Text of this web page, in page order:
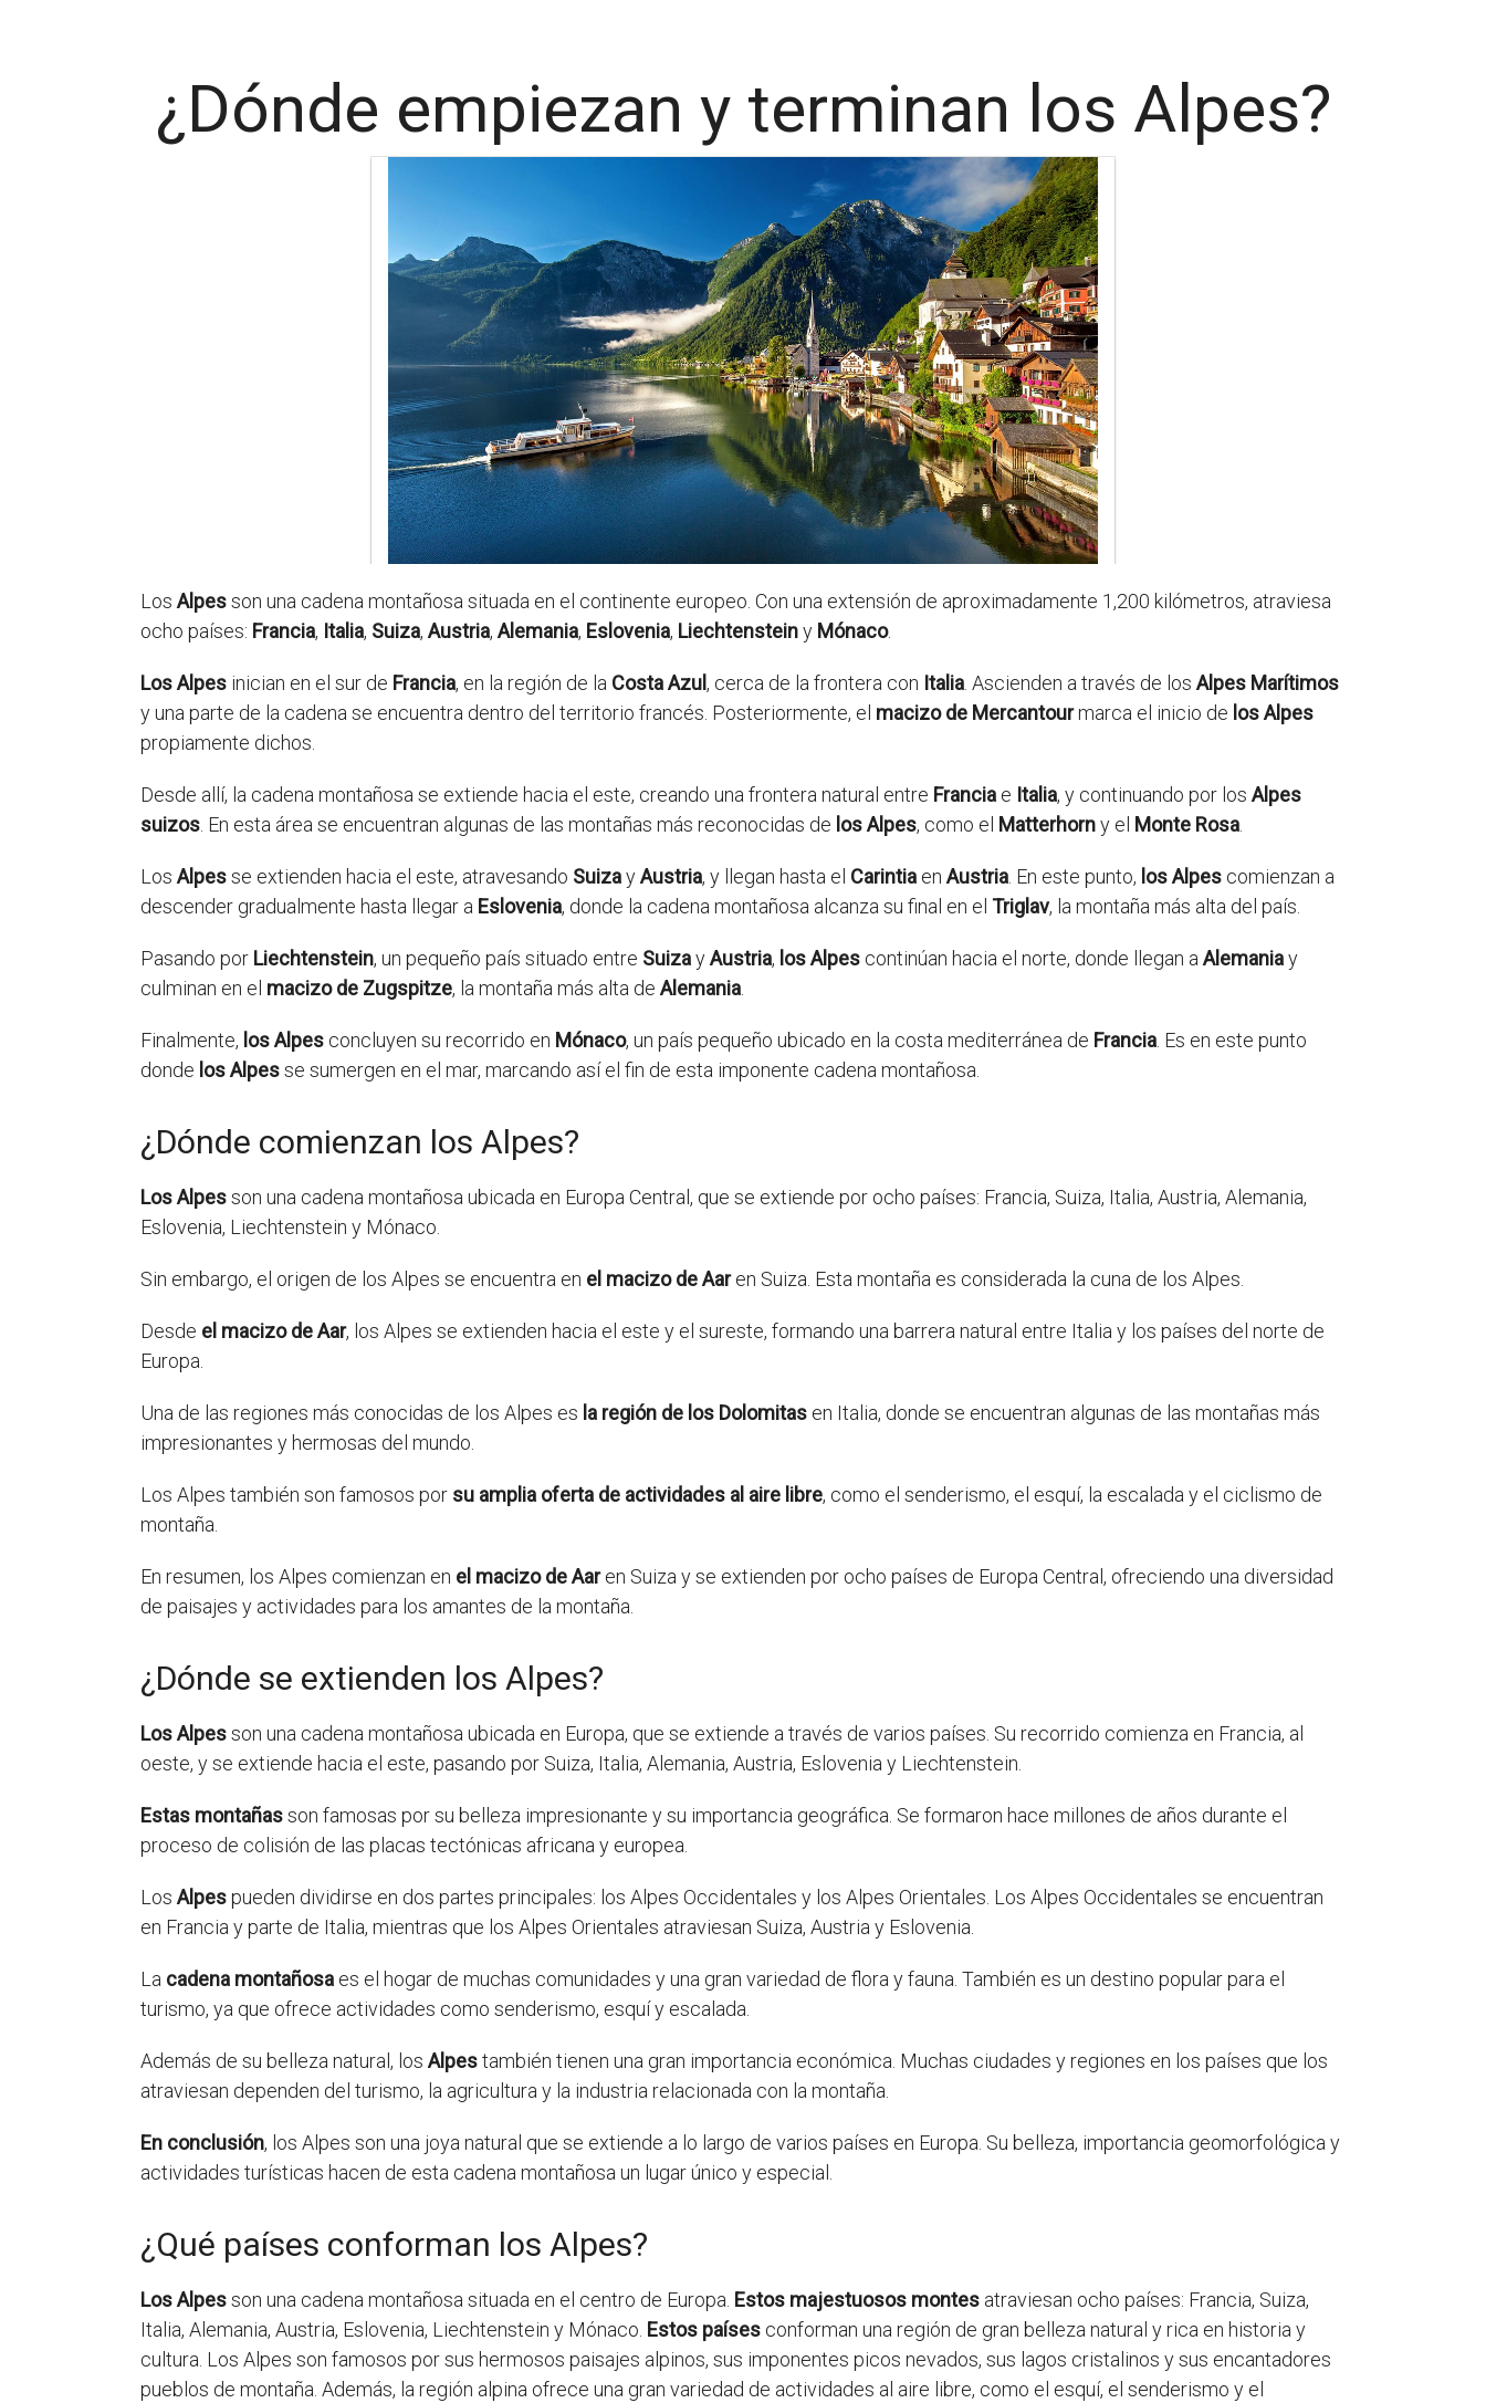
¿Dónde empiezan y terminan los Alpes?
Los Alpesson una cadena montañosa situada en el continente europeo. Con una extensión de aproximadamente 1,200 kilómetros, atraviesa
ocho países: Francia, Italia, Suiza, Austria, Alemania, Eslovenia, Liechtensteiny Mónaco.
Los Alpes inician en el sur de Francia, en la región de la Costa Azul, cerca de la frontera con Italia . Ascienden a través de los Alpes Marítimos
y una parte de la cadena se encuentra dentro del territorio francés. Posteriormente, el macizo de Mercantourmarca el inicio de los Alpes
propiamente dichos.
Desde allí, la cadena montañosa se extiende hacia el este, creando una frontera natural entre Francia e Italia, y continuando por los Alpes
suizos . En esta área se encuentran algunas de las montañas más reconocidas de los Alpes, como el Matterhorny el Monte Rosa
Los Alpesse extienden hacia el este, atravesando SuizayAustria, y llegan hasta el Carintia en Austria . En este punto, los Alpes comienzan a
descender gradualmente hasta llegar a Eslovenia, donde la cadena montañosa alcanza su final en el Triglav, la montaña más alta del país.
Pasando por Liechtenstein, un pequeño país situado entre SuizayAustria, los Alpes continúan hacia el norte, donde llegan a Alemaniay
culminan en el macizo de Zugspitze, la montaña más alta de Alemania
Finalmente, los Alpes concluyen su recorrido en Mónaco, un país pequeño ubicado en la costa mediterránea de Francia . Es en este punto
donde los Alpesse sumergen en el mar, marcando así el fin de esta imponente cadena montañosa.
¿Dónde comienzan los Alpes?
Los Alpesson una cadena montañosa ubicada en Europa Central, que se extiende por ocho países: Francia, Suiza, Italia, Austria, Alemania,
Eslovenia, Liechtenstein y Mónaco.
Sin embargo, el origen de los Alpes se encuentra en el macizo de Aaren Suiza. Esta montaña es considerada la cuna de los Alpes.
Desde el macizo de Aar, los Alpes se extienden hacia el este y el sureste, formando una barrera natural entre Italia y los países del norte de
Europa.
Una de las regiones más conocidas de los Alpes es la región de los Dolomitas en Italia, donde se encuentran algunas de las montañas más
impresionantes y hermosas del mundo.
Los Alpes también son famosos por su amplia oferta de actividades al aire libre, como el senderismo, el esquí, la escalada y el ciclismo de
montaña.
En resumen, los Alpes comienzan en el macizo de Aaren Suiza y se extienden por ocho países de Europa Central, ofreciendo una diversidad
de paisajes y actividades para los amantes de la montaña.
¿Dónde se extienden los Alpes?
Los Alpesson una cadena montañosa ubicada en Europa, que se extiende a través de varios países. Su recorrido comienza en Francia, al
oeste, y se extiende hacia el este, pasando por Suiza, Italia, Alemania, Austria, Eslovenia y Liechtenstein.
Estas montañasson famosas por su belleza impresionante y su importancia geográfica. Se formaron hace millones de años durante el
proceso de colisión de las placas tectónicas africana y europea.
Los Alpespueden dividirse en dos partes principales: los Alpes Occidentales y los Alpes Orientales. Los Alpes Occidentales se encuentran
en Francia y parte de Italia, mientras que los Alpes Orientales atraviesan Suiza, Austria y Eslovenia.
La cadena montañosa es el hogar de muchas comunidades y una gran variedad de flora y fauna. También es un destino popular para el
turismo, ya que ofrece actividades como senderismo, esquí y escalada.
Además de su belleza natural, los Alpestambién tienen una gran importancia económica. Muchas ciudades y regiones en los países que los
atraviesan dependen del turismo, la agricultura y la industria relacionada con la montaña.
En conclusión, los Alpes son una joya natural que se extiende a lo largo de varios países en Europa. Su belleza, importancia geomorfológica y
actividades turísticas hacen de esta cadena montañosa un lugar único y especial.
¿Qué países conforman los Alpes?
Los Alpesson una cadena montañosa situada en el centro de Europa. Estos majestuosos montes atraviesan ocho países: Francia, Suiza,
Italia, Alemania, Austria, Eslovenia, Liechtenstein y Mónaco. Estos países conforman una región de gran belleza natural y rica en historia y
cultura. Los Alpes son famosos por sus hermosos paisajes alpinos, sus imponentes picos nevados, sus lagos cristalinos y sus encantadores
pueblos de montaña. Además, la región alpina ofrece una gran variedad de actividades al aire libre, como el esquí, el senderismo y el